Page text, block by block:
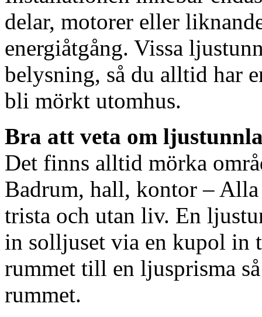
delar, motorer eller
energiåtgång. Vissa
belysning, så du alltid har
bli mörkt utomhus.
Bra att veta om
Det finns alltid mörka
Badrum, hall, kontor – Alla
trista och utan liv. En
in solljuset via en kupol in
rummet till en ljusprisma
rummet.